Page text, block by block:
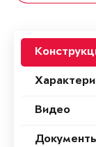
Видео